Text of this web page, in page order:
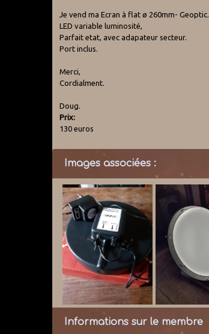
Je vend ma Ecran à flat ø 260mm- Geoptic.
LED variable luminosité,
Parfait etat, avec adapateur secteur.
Port inclus.
Merci,
Cordialment.
Doug.
Prix:
130 euros
Images associées :
Informations sur le membre